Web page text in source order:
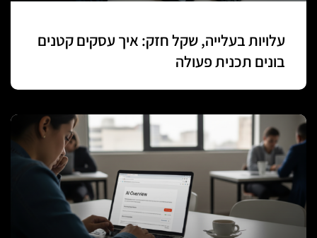
עלויות בעלייה, שקל חזק: איך עסקים קטנים
בונים תכנית פעולה